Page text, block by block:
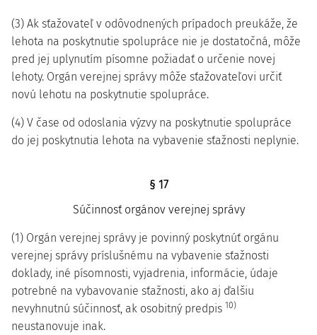
(3) Ak sťažovateľ v odôvodnených prípadoch preukáže, že
lehota na poskytnutie spolupráce nie je dostatočná, môže
pred jej uplynutím písomne požiadať o určenie novej
lehoty. Orgán verejnej správy môže sťažovateľovi určiť
novú lehotu na poskytnutie spolupráce.
(4) V čase od odoslania výzvy na poskytnutie spolupráce
do jej poskytnutia lehota na vybavenie sťažnosti neplynie.
§ 17
Súčinnosť orgánov verejnej správy
(1) Orgán verejnej správy je povinný poskytnúť orgánu
verejnej správy príslušnému na vybavenie sťažnosti
doklady, iné písomnosti, vyjadrenia, informácie, údaje
potrebné na vybavovanie sťažnosti, ako aj ďalšiu
nevyhnutnú súčinnosť, ak osobitný predpis 10)
neustanovuje inak.